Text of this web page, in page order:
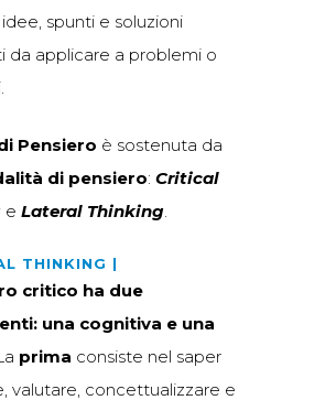
spunti e soluzioni
da applicare a problemi o
Pensiero è sostenuta da
di pensiero: Critical
e Lateral Thinking.
THINKING |
critico ha due
una cognitiva e una
prima consiste nel saper
valutare, concettualizzare e